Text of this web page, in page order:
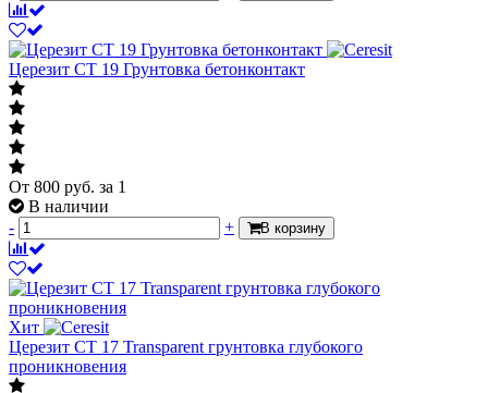
Церезит СТ 19 Грунтовка бетонконтакт
От 800 руб. за 1
В наличии
-
+ В корзину
Хит
Церезит СТ 17 Transparent грунтовка глубокого
проникновения